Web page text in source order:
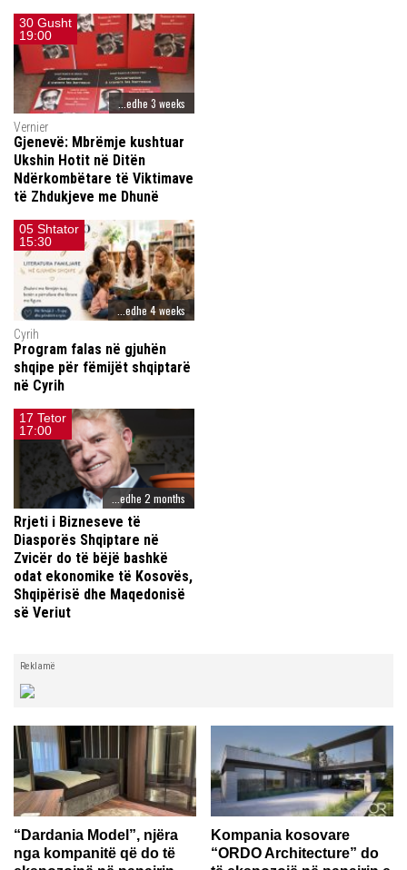
30 Gusht
19:00
...edhe 3 weeks
Vernier
Gjenevë: Mbrëmje kushtuar
Ukshin Hotit në Ditën
Ndërkombëtare të Viktimave
të Zhdukjeve me Dhunë
05 Shtator
15:30
...edhe 4 weeks
Cyrih
Program falas në gjuhën
shqipe për fëmijët shqiptarë
në Cyrih
17 Tetor
17:00
...edhe 2 months
Rrjeti i Bizneseve të
Diasporës Shqiptare në
Zvicër do të bëjë bashkë
odat ekonomike të Kosovës,
Shqipërisë dhe Maqedonisë
së Veriut
Reklamë
“Dardania Model”, njëra
nga kompanitë që do të
Kompania kosovare
“ORDO Architecture” do